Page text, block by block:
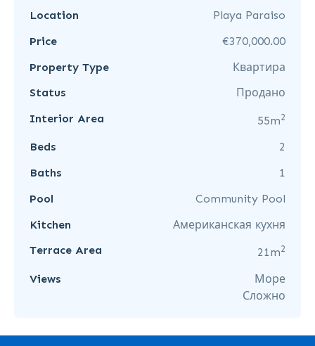
Location
Playa Paraiso
Price
€370,000.00
Property Type
Квартира
Status
Продано
Interior Area
55m2
Beds
2
Baths
1
Pool
Community Pool
Kitchen
Американская кухня
Terrace Area
21m2
Views
Море
Сложно